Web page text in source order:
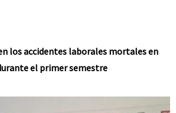
los accidentes laborales mortales en
el primer semestre